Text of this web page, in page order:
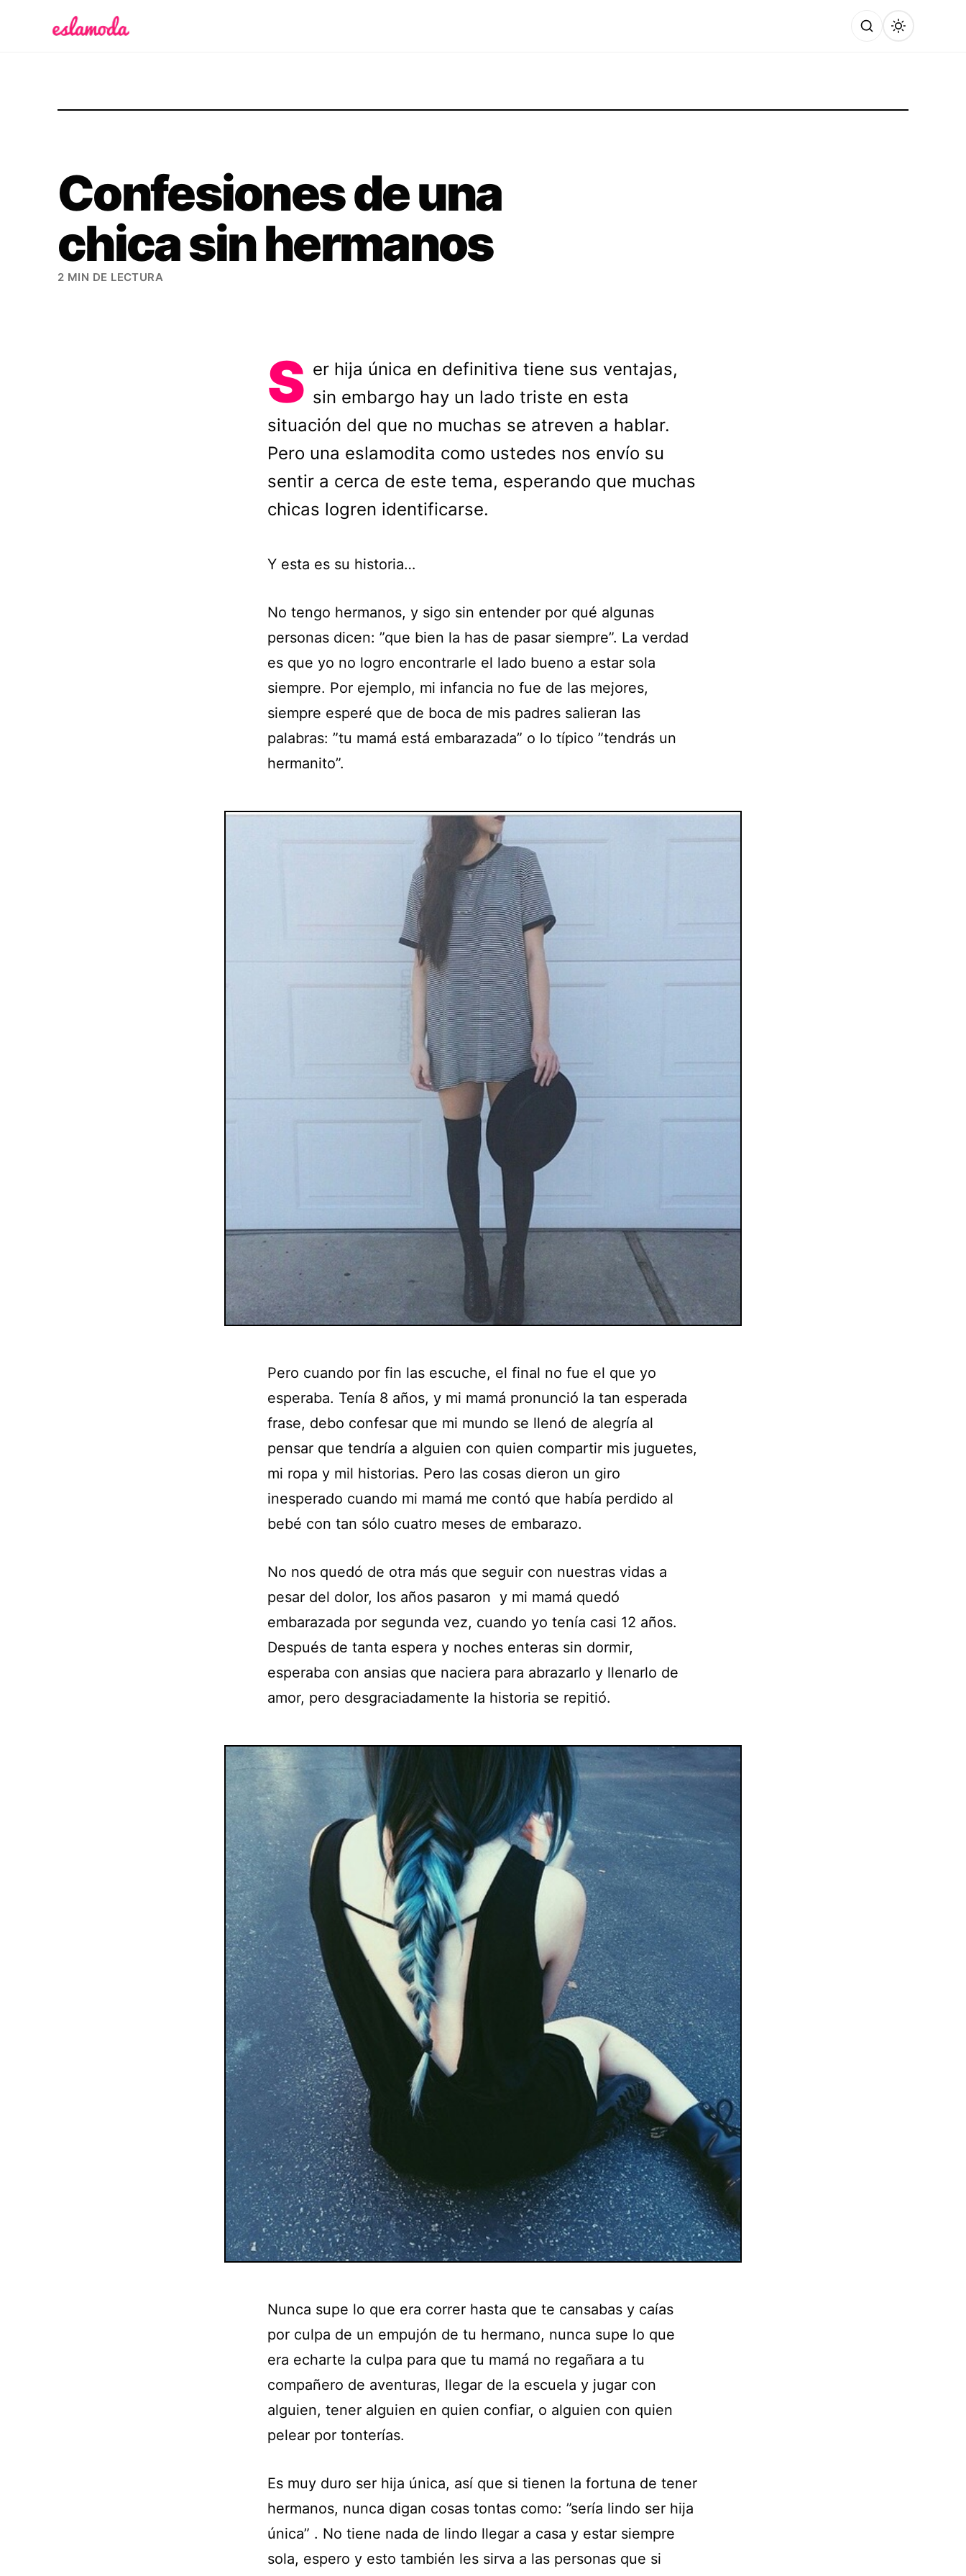
Confesiones de una
chica sin hermanos
2 MIN DE LECTURA
S er hija única en definitiva tiene sus ventajas,
sin embargo hay un lado triste en esta
situación del que no muchas se atreven a hablar.
Pero una eslamodita como ustedes nos envío su
sentir a cerca de este tema, esperando que muchas
chicas logren identificarse.
Y esta es su historia…
No tengo hermanos, y sigo sin entender por qué algunas
personas dicen: ”que bien la has de pasar siempre”. La verdad
es que yo no logro encontrarle el lado bueno a estar sola
siempre. Por ejemplo, mi infancia no fue de las mejores,
siempre esperé que de boca de mis padres salieran las
palabras: ”tu mamá está embarazada” o lo típico ”tendrás un
hermanito”.
Pero cuando por fin las escuche, el final no fue el que yo
esperaba. Tenía 8 años, y mi mamá pronunció la tan esperada
frase, debo confesar que mi mundo se llenó de alegría al
pensar que tendría a alguien con quien compartir mis juguetes,
mi ropa y mil historias. Pero las cosas dieron un giro
inesperado cuando mi mamá me contó que había perdido al
bebé con tan sólo cuatro meses de embarazo.
No nos quedó de otra más que seguir con nuestras vidas a
pesar del dolor, los años pasaron y mi mamá quedó
embarazada por segunda vez, cuando yo tenía casi 12 años.
Después de tanta espera y noches enteras sin dormir,
esperaba con ansias que naciera para abrazarlo y llenarlo de
amor, pero desgraciadamente la historia se repitió.
Nunca supe lo que era correr hasta que te cansabas y caías
por culpa de un empujón de tu hermano, nunca supe lo que
era echarte la culpa para que tu mamá no regañara a tu
compañero de aventuras, llegar de la escuela y jugar con
alguien, tener alguien en quien confiar, o alguien con quien
pelear por tonterías.
Es muy duro ser hija única, así que si tienen la fortuna de tener
hermanos, nunca digan cosas tontas como: ”sería lindo ser hija
única” . No tiene nada de lindo llegar a casa y estar siempre
sola, espero y esto también les sirva a las personas que si